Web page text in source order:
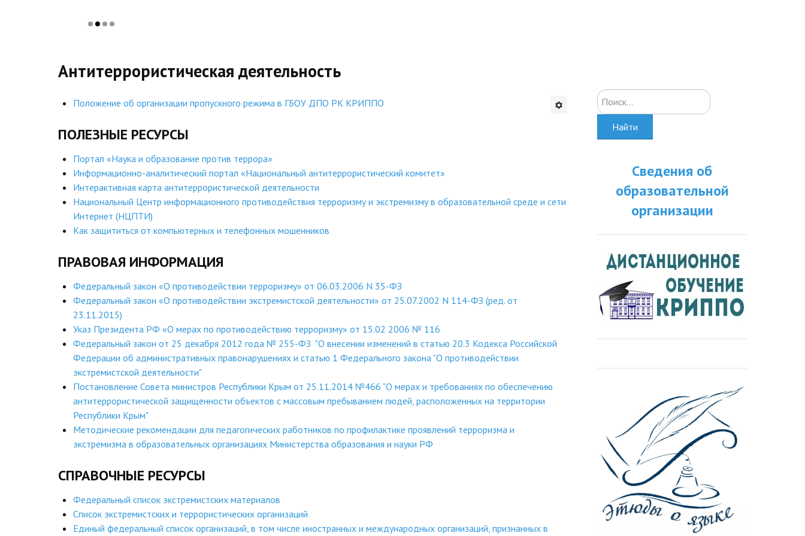
Антитеррористическая деятельность
Положение об организации пропускного режима в ГБОУ ДПО РК КРИППО
ПОЛЕЗНЫЕ РЕСУРСЫ
Портал «Наука и образование против террора»
Информационно-аналитический портал «Национальный антитеррористический комитет»
Интерактивная карта антитеррористической деятельности
Национальный Центр информационного противодействия терроризму и экстремизму в образовательной среде и сети
Интернет (НЦПТИ)
Как защититься от компьютерных и телефонных мошенников
ПРАВОВАЯ ИНФОРМАЦИЯ
Федеральный закон «О противодействии терроризму» от 06.03.2006 N 35-ФЗ
Федеральный закон «О противодействии экстремистской деятельности» от 25.07.2002 N 114-ФЗ (ред. от
23.11.2015)
Указ Президента РФ «О мерах по противодействию терроризму» от 15.02 2006 № 116
Федеральный закон от 25 декабря 2012 года № 255-ФЗ "О внесении изменений в статью 20.3 Кодекса Российской
Федерации об административных правонарушениях и статью 1 Федерального закона "О противодействии
экстремистской деятельности"
Постановление Совета министров Республики Крым от 25.11.2014 №466 "О мерах и требованиях по обеспечению
антитеррористической защищенности объектов с массовым пребыванием людей, расположенных на территории
Республики Крым"
Методические рекомендации для педагогических работников по профилактике проявлений терроризма и
экстремизма в образовательных организациях Министерства образования и науки РФ
СПРАВОЧНЫЕ РЕСУРСЫ
Федеральный список экстремистских материалов
Список экстремистских и террористических организаций
Единый федеральный список организаций, в том числе иностранных и международных организаций, признанных в
Искать...
Найти
Сведения об
образовательной
организации